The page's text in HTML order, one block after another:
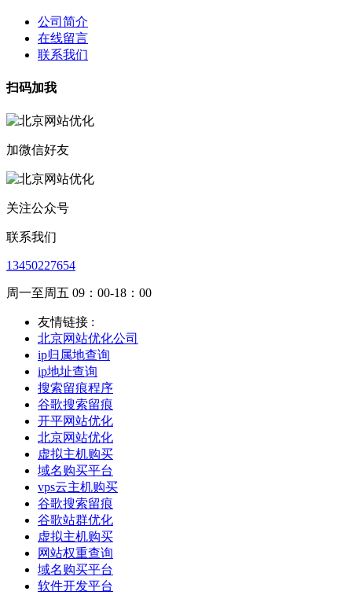
公司简介
在线留言
联系我们
扫码加我
加微信好友
关注公众号
联系我们
13450227654
周一至周五 09：00-18：00
友情链接 :
北京网站优化公司
ip归属地查询
ip地址查询
搜索留痕程序
谷歌搜索留痕
开平网站优化
北京网站优化
虚拟主机购买
域名购买平台
vps云主机购买
谷歌搜索留痕
谷歌站群优化
虚拟主机购买
网站权重查询
域名购买平台
软件开发平台